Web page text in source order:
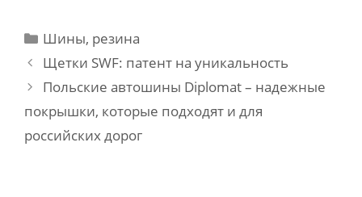
Categories
Шины, резина
Post
navigation
Щетки SWF: патент на уникальность
Польские автошины Diplomat – надежные
покрышки, которые подходят и для
российских дорог